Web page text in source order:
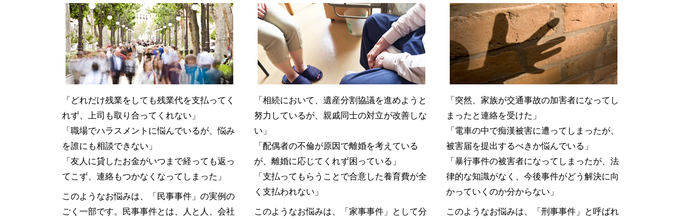
「どれだけ残業をしても残業代を支払ってく
れず、上司も取り合ってくれない」
「職場でハラスメントに悩んでいるが、悩み
を誰にも相談できない」
「友人に貸したお金がいつまで経っても返っ
てこず、連絡もつかなくなってしまった」
このようなお悩みは、「民事事件」の実例の
ごく一部です。民事事件とは、人と人、会社
「相続において、遺産分割協議を進めようと
努力しているが、親戚同士の対立が改善しな
い」
「配偶者の不倫が原因で離婚を考えている
が、離婚に応じてくれず困っている」
「支払ってもらうことで合意した養育費が全
く支払われない」
このようなお悩みは、「家事事件」として分
「突然、家族が交通事故の加害者になってし
まったと連絡を受けた」
「電車の中で痴漢被害に遭ってしまったが、
被害届を提出するべきか悩んでいる」
「暴行事件の被害者になってしまったが、法
律的な知識がなく、今後事件がどう解決に向
かっていくのか分からない」
このようなお悩みは、「刑事事件」と呼ばれ